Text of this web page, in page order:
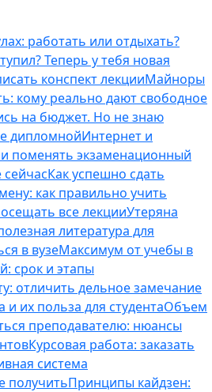
работать или отдыхать?
Теперь у тебя новая
конспект лекцииМайноры
кому реально дают свободное
на бюджет. Но не знаю
дипломнойИнтернет и
поменять экзаменационный
Как успешно сдать
как правильно учить
все лекцииУтеряна
литература для
в вузеМаксимум от учебы в
срок и этапы
отличить дельное замечание
и их польза для студентаОбъем
преподавателю: нюансы
Курсовая работа: заказать
система
получитьПринципы кайдзен: